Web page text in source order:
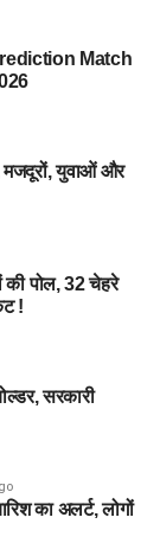
नहीं, बल्कि अपने
साथ ही टिकटों
सींग मार रहे हैं।
भी दावेदारी
Match
मजदूरों, युवाओं और
पोल, 32 चेहरे
!
सरकारी
का अलर्ट, लोगों